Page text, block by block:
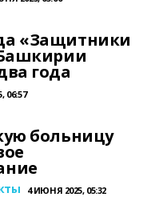
«Защитники
года
06:57
больницу
4 ИЮНЯ 2025, 05:32